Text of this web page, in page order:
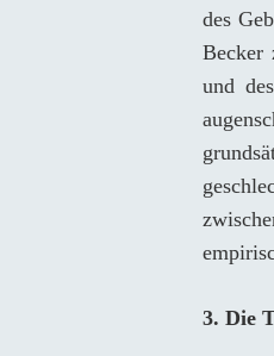
des
Becker
und
3. Die